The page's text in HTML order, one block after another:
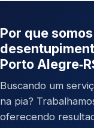
Por que
Porto
Buscando um
na pia?
oferecendo